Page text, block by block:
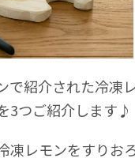
で紹介された冷凍
3つご紹介します♪
凍レモンをすりお